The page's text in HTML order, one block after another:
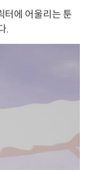
터에 어울리는 툰
.